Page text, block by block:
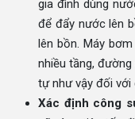
gia đình dùng
để đẩy nước lên
lên bồn. Máy
nhiều tầng,
tự như vậy đối với
Xác định công